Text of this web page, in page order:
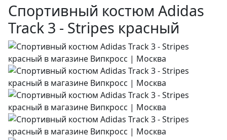
Спортивный костюм Adidas
Track 3 - Stripes красный